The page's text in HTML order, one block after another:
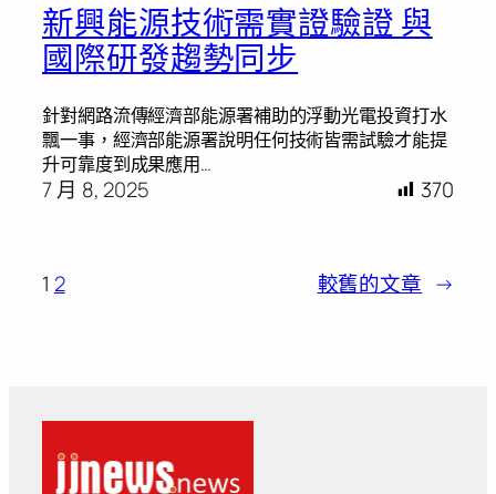
新興能源技術需實證驗證 與
國際研發趨勢同步
針對網路流傳經濟部能源署補助的浮動光電投資打水
飄一事，經濟部能源署說明任何技術皆需試驗才能提
升可靠度到成果應用…
7 月 8, 2025 370
1 2 較舊的文章 →